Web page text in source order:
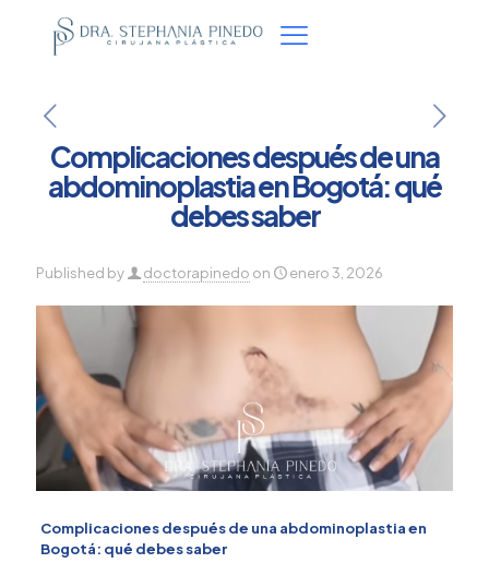
Complicaciones después de una
abdominoplastia en Bogotá: qué
debes saber
Published by doctorapinedo on enero 3, 2026
Complicaciones después de una abdominoplastia en
Bogotá: qué debes saber